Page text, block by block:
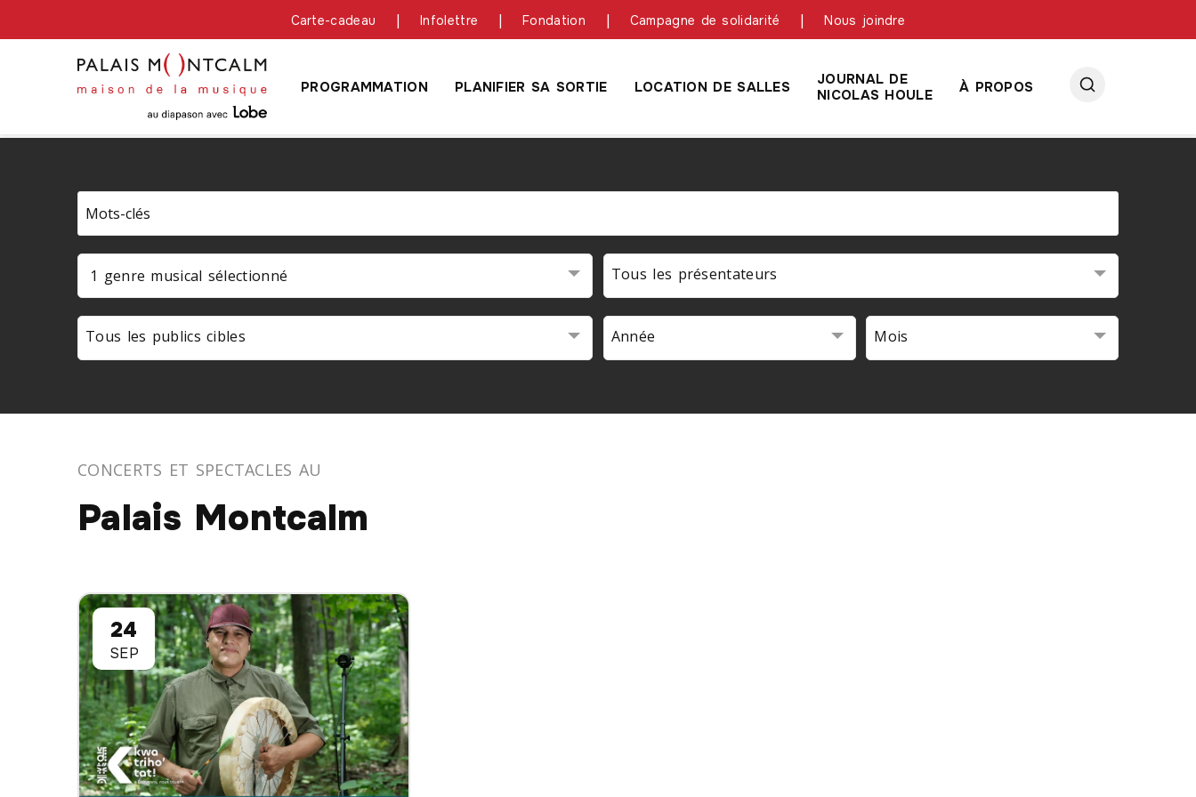
Carte-cadeau Infolettre Fondation Campagne de solidarité Nous joindre
PROGRAMMATION PLANIFIER SA SORTIE LOCATION DE SALLES
JOURNAL DE
NICOLAS HOULE
À PROPOS
1 genre musical sélectionné Tous les présentateurs
Tous les publics cibles Année Mois
CONCERTS ET SPECTACLES AU
Palais Montcalm
24
SEP